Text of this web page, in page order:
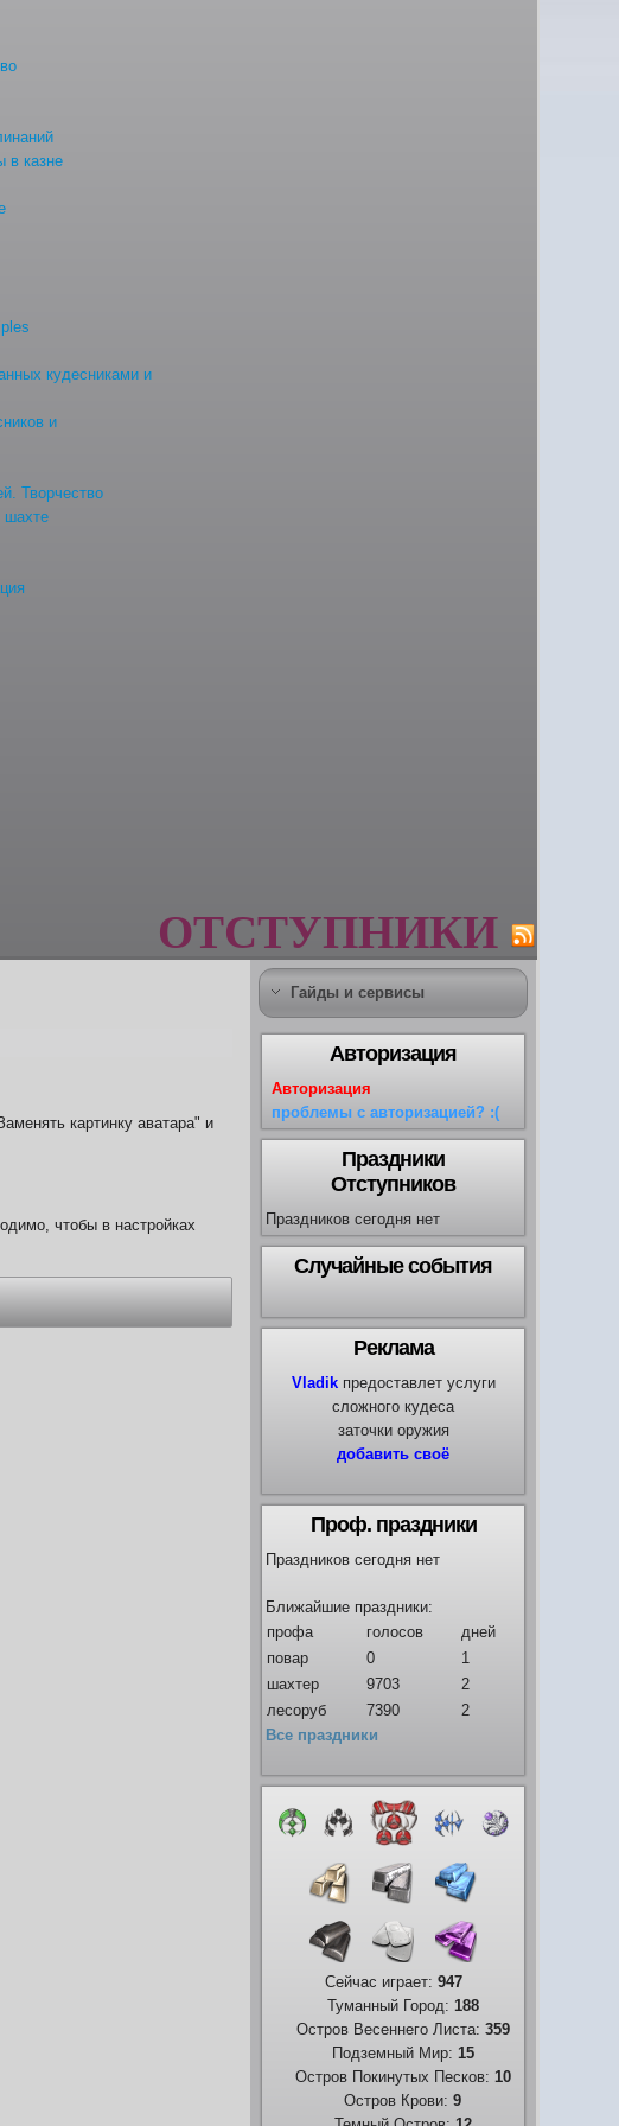
в казне
кудесниками и
и
Творчество
шахте
ОТСТУПНИКИ
картинку аватара" и
чтобы в настройках
Гайды и сервисы
Авторизация
Авторизация
проблемы с авторизацией? :(
Праздники
Отступников
Праздников сегодня нет
Случайные события
Реклама
Vladikпредоставлет услуги
сложного кудеса
заточки оружия
добавить своё
Проф. праздники
Праздников сегодня нет
Ближайшие праздники:
профа
голосов
дней
повар
0
1
шахтер
9703
2
лесоруб
7390
2
Все праздники
Сейчас играет: 947
Туманный Город: 188
Остров Весеннего Листа: 359
Подземный Мир: 15
Остров Покинутых Песков: 10
Остров Крови:9